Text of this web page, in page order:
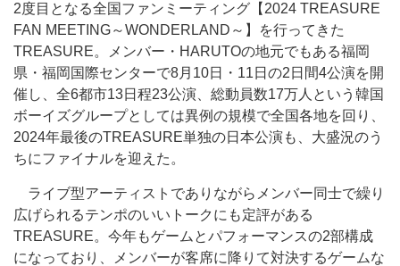
2度目となる全国ファンミーティング【2024 TREASURE
FAN MEETING～WONDERLAND～】を行ってきた
TREASURE。メンバー・HARUTOの地元でもある福岡
県・福岡国際センターで8月10日・11日の2日間4公演を開
催し、全6都市13日程23公演、総動員数17万人という韓国
ボーイズグループとしては異例の規模で全国各地を回り、
2024年最後のTREASURE単独の日本公演も、大盛況のう
ちにファイナルを迎えた。
ライブ型アーティストでありながらメンバー同士で繰り
広げられるテンポのいいトークにも定評がある
TREASURE。今年もゲームとパフォーマンスの2部構成
になっており、メンバーが客席に降りて対決するゲームな